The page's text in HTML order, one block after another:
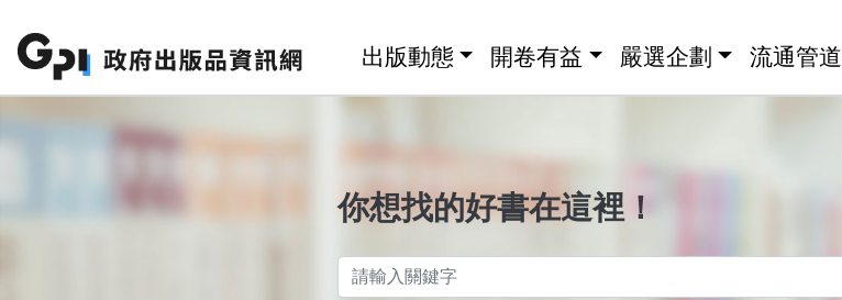
出版動態 開卷有益 嚴選企劃 流通管道
你想找的好書在這裡！